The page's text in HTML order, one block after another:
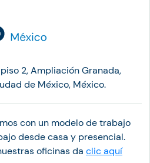
2, Ampliación Granada,
de México, México.
con un modelo de trabajo
desde casa y presencial.
oficinas da clic aquí